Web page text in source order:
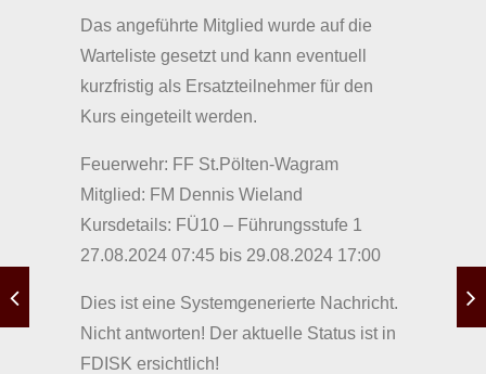
Das angeführte Mitglied wurde auf die
Warteliste gesetzt und kann eventuell
kurzfristig als Ersatzteilnehmer für den
Kurs eingeteilt werden.
Feuerwehr: FF St.Pölten-Wagram
Mitglied: FM Dennis Wieland
Kursdetails: FÜ10 – Führungsstufe 1
27.08.2024 07:45 bis 29.08.2024 17:00
Dies ist eine Systemgenerierte Nachricht.
Nicht antworten! Der aktuelle Status ist in
FDISK ersichtlich!